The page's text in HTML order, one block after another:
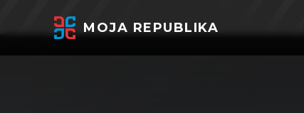
MOJA REPUBLIKA